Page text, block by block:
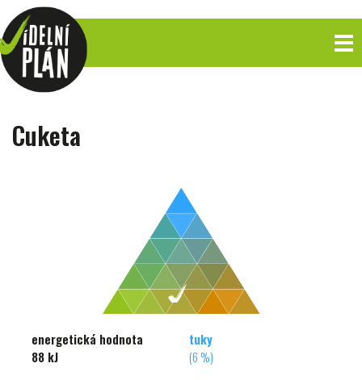
Cuketa
energetická hodnota
88 kJ
tuky
(6 %)